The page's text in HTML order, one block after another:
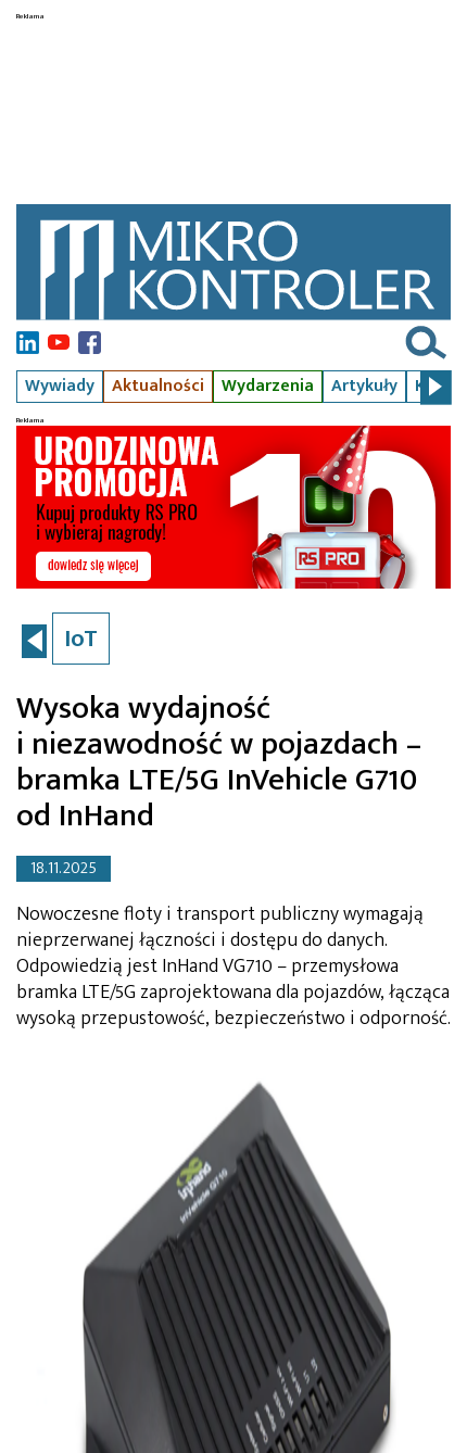
Wywiady Aktualności Wydarzenia Artykuły Kursy
IoT
Wysoka wydajność
i niezawodność w pojazdach –
bramka LTE/5G InVehicle G710
od InHand
18.11.2025
Nowoczesne floty i transport publiczny wymagają
nieprzerwanej łączności i dostępu do danych.
Odpowiedzią jest InHand VG710 – przemysłowa
bramka LTE/5G zaprojektowana dla pojazdów, łącząca
wysoką przepustowość, bezpieczeństwo i odporność.